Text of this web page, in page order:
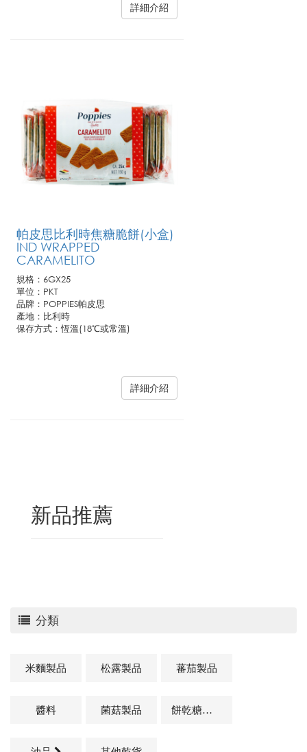
分類
米麵製品 松露製品 蕃茄製品
醬料 菌菇製品 餅乾糖果類
詳細介紹
帕皮思比利時焦糖脆餅(小盒)
IND WRAPPED
CARAMELITO
規格：6GX25
單位：PKT
品牌：POPPIES帕皮思
產地：比利時
保存方式：恆溫(18℃或常溫)
詳細介紹
新品推薦